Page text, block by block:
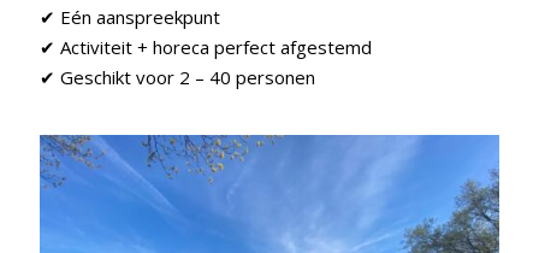
✔ Eén aanspreekpunt
✔ Activiteit + horeca perfect afgestemd
✔ Geschikt voor 2 – 40 personen